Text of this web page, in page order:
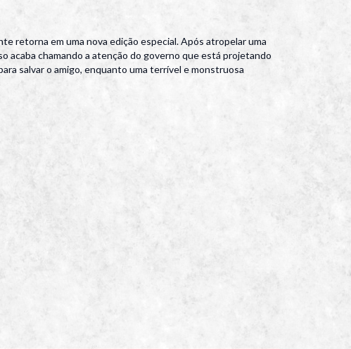
retorna em uma nova edição especial. Após atropelar uma
acaba chamando a atenção do governo que está projetando
salvar o amigo, enquanto uma terrível e monstruosa